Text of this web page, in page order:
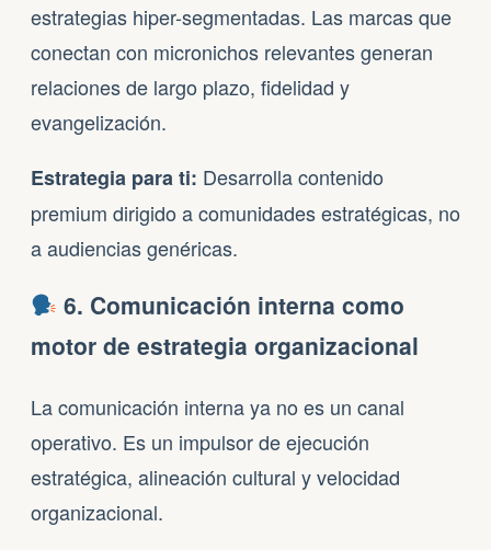
estrategias hiper-segmentadas. Las marcas que
conectan con micronichos relevantes generan
relaciones de largo plazo, fidelidad y
evangelización.
Estrategia para ti: Desarrolla contenido
premium dirigido a comunidades estratégicas, no
a audiencias genéricas.
6. Comunicación interna como
motor de estrategia organizacional
La comunicación interna ya no es un canal
operativo. Es un impulsor de ejecución
estratégica, alineación cultural y velocidad
organizacional.